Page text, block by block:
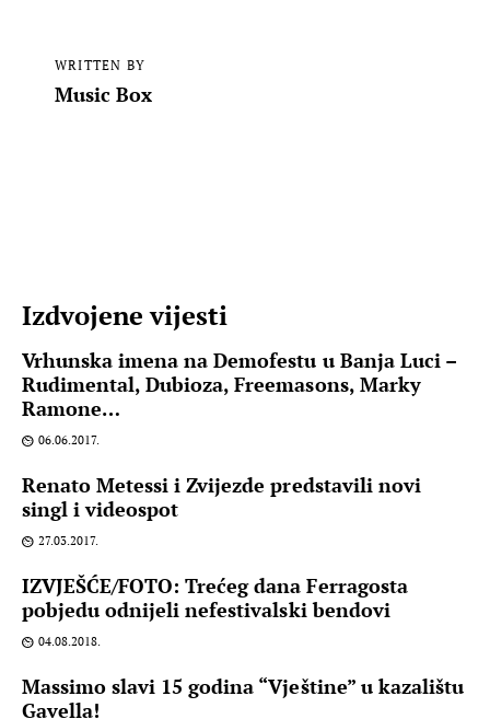
WRITTEN BY
Music Box
Izdvojene vijesti
Vrhunska imena na Demofestu u Banja Luci –
Rudimental, Dubioza, Freemasons, Marky
Ramone…
06.06.2017.
Renato Metessi i Zvijezde predstavili novi
singl i videospot
27.03.2017.
IZVJEŠĆE/FOTO: Trećeg dana Ferragosta
pobjedu odnijeli nefestivalski bendovi
04.08.2018.
Massimo slavi 15 godina “Vještine” u kazalištu
Gavella!